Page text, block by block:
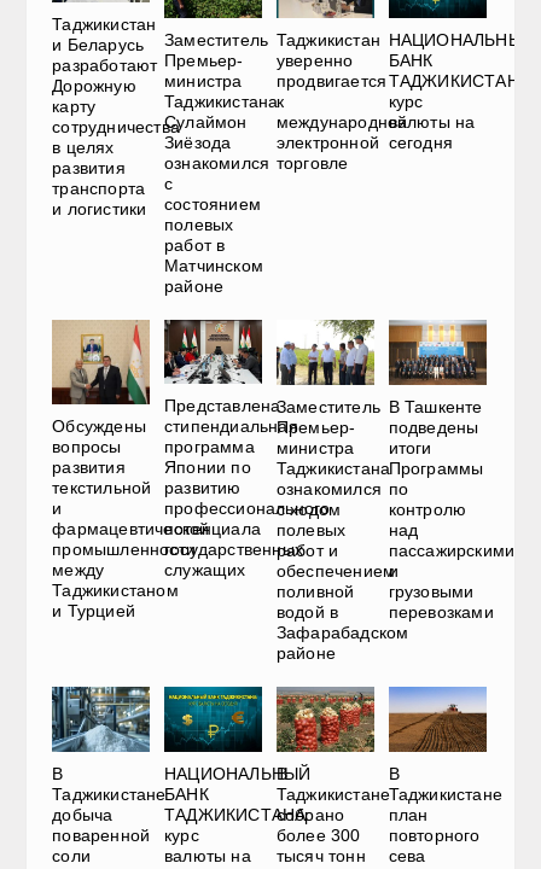
Таджикистан
и Беларусь
разработают
Дорожную
карту
сотрудничества
в целях
развития
транспорта
и логистики
Заместитель
Премьер-
министра
Таджикистана
Сулаймон
Зиёзода
ознакомился
с
состоянием
полевых
работ в
Матчинском
районе
Таджикистан
уверенно
продвигается
к
международной
электронной
торговле
НАЦИОНАЛЬНЫЙ
БАНК
ТАДЖИКИСТАНА:
курс
валюты на
сегодня
Обсуждены
вопросы
развития
текстильной
и
фармацевтической
промышленности
между
Таджикистаном
и Турцией
Представлена
стипендиальная
программа
Японии по
развитию
профессионального
потенциала
государственных
служащих
Заместитель
Премьер-
министра
Таджикистана
ознакомился
с ходом
полевых
работ и
обеспечением
поливной
водой в
Зафарабадском
районе
В Ташкенте
подведены
итоги
Программы
по
контролю
над
пассажирскими
и
грузовыми
перевозками
В
Таджикистане
добыча
поваренной
соли
НАЦИОНАЛЬНЫЙ
БАНК
ТАДЖИКИСТАНА:
курс
валюты на
В
Таджикистане
собрано
более 300
тысяч тонн
В
Таджикистане
план
повторного
сева